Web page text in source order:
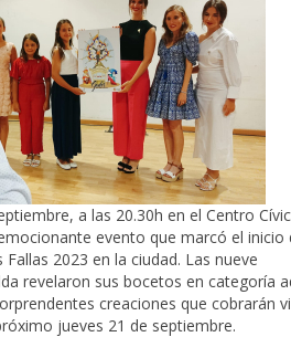
a las 20.30h en el Centro
evento que marcó el inicio
2023 en la ciudad. Las nueve
revelaron sus bocetos en categoría
creaciones que cobrarán
jueves 21 de septiembre.